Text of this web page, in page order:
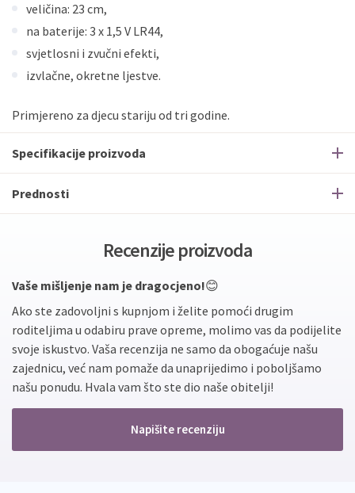
veličina: 23 cm,
na baterije: 3 x 1,5 V LR44,
svjetlosni i zvučni efekti,
izvlačne, okretne ljestve.
Primjereno za djecu stariju od tri godine.
Specifikacije proizvoda
Prednosti
Recenzije proizvoda
Vaše mišljenje nam je dragocjeno!😊
Ako ste zadovoljni s kupnjom i želite pomoći drugim
roditeljima u odabiru prave opreme, molimo vas da podijelite
svoje iskustvo. Vaša recenzija ne samo da obogaćuje našu
zajednicu, već nam pomaže da unaprijedimo i poboljšamo
našu ponudu. Hvala vam što ste dio naše obitelji!
Napišite recenziju